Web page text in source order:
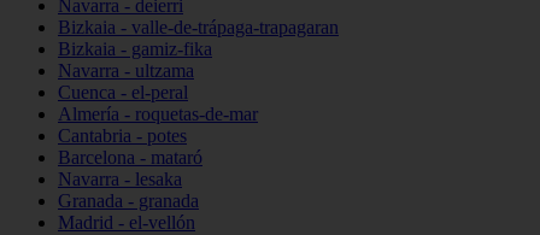
Navarra - deierri
Bizkaia - valle-de-trápaga-trapagaran
Bizkaia - gamiz-fika
Navarra - ultzama
Cuenca - el-peral
Almería - roquetas-de-mar
Cantabria - potes
Barcelona - mataró
Navarra - lesaka
Granada - granada
Madrid - el-vellón